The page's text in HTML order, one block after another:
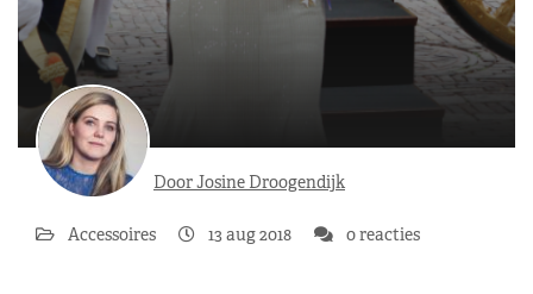
Door Josine Droogendijk
Accessoires 13 aug 2018 0 reacties